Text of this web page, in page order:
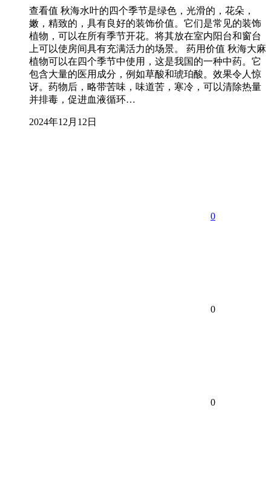
查看值 秋海水叶的四个季节是绿色，光滑的，花朵，
嫩，精致的，具有良好的装饰价值。它们是常见的装饰
植物，可以在所有季节开花。将其放在室内阳台和窗台
上可以使房间具有充满活力的场景。 药用价值 秋海大麻
植物可以在四个季节中使用，这是我国的一种中药。它
包含大量的医用成分，例如草酸和琥珀酸。效果令人惊
讶。药物后，略带苦味，味道苦，寒冷，可以清除热量
并排毒，促进血液循环…
2024年12月12日
0
0
0